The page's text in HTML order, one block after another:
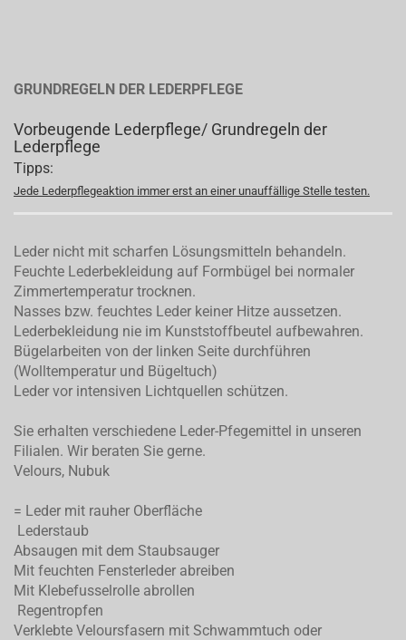
GRUNDREGELN DER LEDERPFLEGE
Vorbeugende Lederpflege/ Grundregeln der
Lederpflege
Tipps:
Jede Lederpflegeaktion immer erst an einer unauffällige Stelle testen.
Leder nicht mit scharfen Lösungsmitteln behandeln.
Feuchte Lederbekleidung auf Formbügel bei normaler
Zimmertemperatur trocknen.
Nasses bzw. feuchtes Leder keiner Hitze aussetzen.
Lederbekleidung nie im Kunststoffbeutel aufbewahren.
Bügelarbeiten von der linken Seite durchführen
(Wolltemperatur und Bügeltuch)
Leder vor intensiven Lichtquellen schützen.
Sie erhalten verschiedene Leder-Pfegemittel in unseren
Filialen. Wir beraten Sie gerne.
Velours, Nubuk
= Leder mit rauher Oberfläche
Lederstaub
Absaugen mit dem Staubsauger
Mit feuchten Fensterleder abreiben
Mit Klebefusselrolle abrollen
Regentropfen
Verklebte Veloursfasern mit Schwammtuch oder